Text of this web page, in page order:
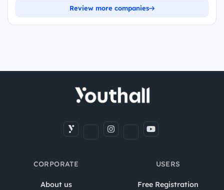
Review more companies
CORPORATE
About us
USERS
Free Registration